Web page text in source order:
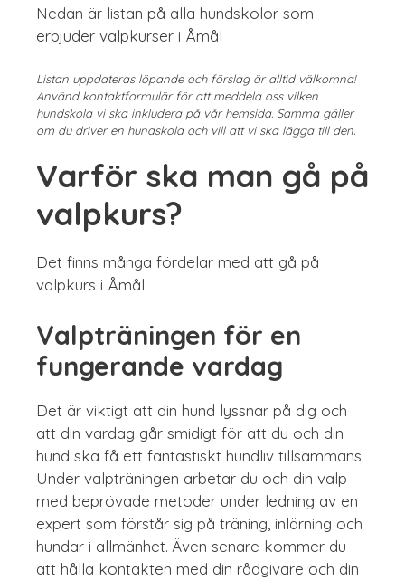
Nedan är listan på alla hundskolor som
erbjuder valpkurser i Åmål
Listan uppdateras löpande och förslag är alltid välkomna!
Använd kontaktformulär för att meddela oss vilken
hundskola vi ska inkludera på vår hemsida. Samma gäller
om du driver en hundskola och vill att vi ska lägga till den.
Varför ska man gå på
valpkurs?
Det finns många fördelar med att gå på
valpkurs i Åmål
Valpträningen för en
fungerande vardag
Det är viktigt att din hund lyssnar på dig och
att din vardag går smidigt för att du och din
hund ska få ett fantastiskt hundliv tillsammans.
Under valpträningen arbetar du och din valp
med beprövade metoder under ledning av en
expert som förstår sig på träning, inlärning och
hundar i allmänhet. Även senare kommer du
att hålla kontakten med din rådgivare och din